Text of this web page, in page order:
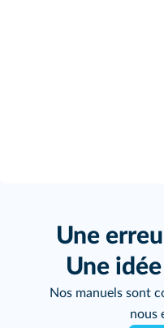
Une
Une
Nos manuels sont
nous